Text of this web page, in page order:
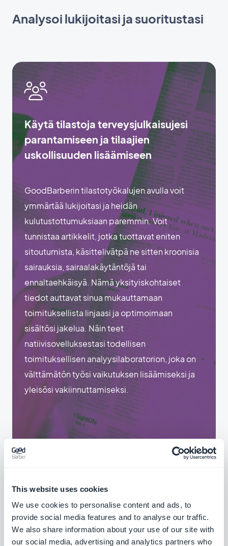
This website uses cookies
We use cookies to personalise content and ads, to
provide social media features and to analyse our traffic.
We also share information about your use of our site with
our social media, advertising and analytics partners who
Analysoi lukijoitasi ja suoritustasi
Käytä tilastoja terveysjulkaisujesi
parantamiseen ja tilaajien
uskollisuuden lisäämiseen
GoodBarberin tilastotyökalujen avulla voit
ymmärtää lukijoitasi ja heidän
kulutustottumuksiaan paremmin. Voit
tunnistaa artikkelit, jotka tuottavat eniten
sitoutumista, käsittelivätpä ne sitten kroonisia
sairauksia, sairaalakäytäntöjä tai
ennaltaehkäisyä. Nämä yksityiskohtaiset
tiedot auttavat sinua mukauttamaan
toimituksellista linjaasi ja optimoimaan
sisältösi jakelua. Näin teet
natiivisovelluksestasi todellisen
toimituksellisen analyysilaboratorion, joka on
välttämätön työsi vaikutuksen lisäämiseksi ja
yleisösi vakiinnuttamiseksi.